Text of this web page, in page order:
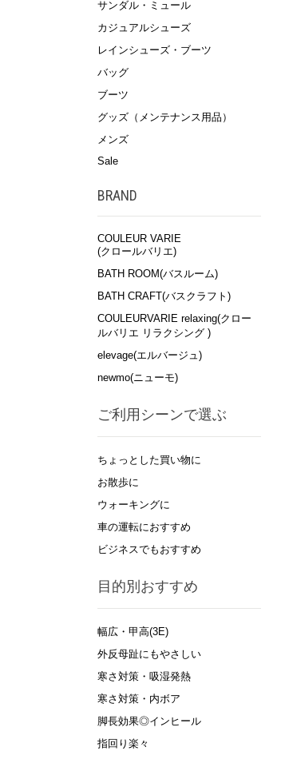
サンダル・ミュール
カジュアルシューズ
レインシューズ・ブーツ
バッグ
ブーツ
グッズ（メンテナンス用品）
メンズ
Sale
BRAND
COULEUR VARIE
(クロールバリエ)
BATH ROOM(バスルーム)
BATH CRAFT(バスクラフト)
COULEURVARIE relaxing(クロー
ルバリエ リラクシング )
elevage(エルバージュ)
newmo(ニューモ)
ご利用シーンで選ぶ
ちょっとした買い物に
お散歩に
ウォーキングに
車の運転におすすめ
ビジネスでもおすすめ
目的別おすすめ
幅広・甲高(3E)
外反母趾にもやさしい
寒さ対策・吸湿発熱
寒さ対策・内ボア
脚長効果◎インヒール
指回り楽々